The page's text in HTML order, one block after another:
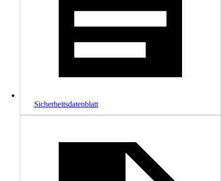
Sicherheitsdatenblatt